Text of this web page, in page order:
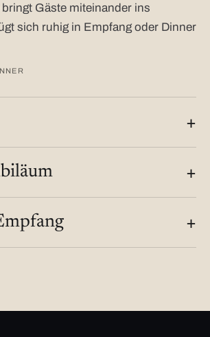
Gäste miteinander ins
sich ruhig in Empfang oder Dinner